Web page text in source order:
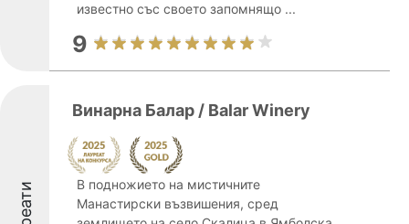
известно със своето запомнящо ...
9
Винарна Балар / Balar Winery
В подножието на мистичните
Манастирски възвишения, сред